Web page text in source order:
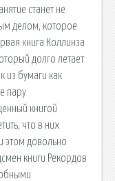
станет не
делом, которое
книга Коллинза
долго летает:
из бумаги как
пару
книгой
что в них
этом довольно
книги Рекордов